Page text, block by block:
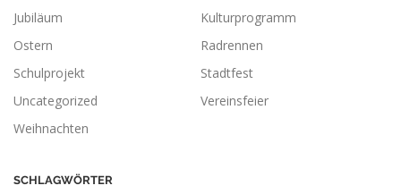
Jubiläum
Kulturprogramm
Ostern
Radrennen
Schulprojekt
Stadtfest
Uncategorized
Vereinsfeier
Weihnachten
SCHLAGWÖRTER